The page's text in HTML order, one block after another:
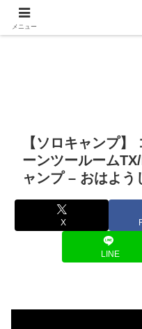
【ソロキャンプ】
ーンツールーム
ャンプ – おはよう
X
LINE
メニュー